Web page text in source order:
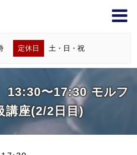
定休日 土・日・祝
13:30〜17:30 モルフ
講座(2/2日目)